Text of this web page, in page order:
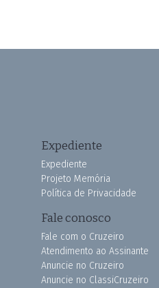
Expediente
Expediente
Projeto Memória
Política de Privacidade
Fale conosco
Fale com o Cruzeiro
Atendimento ao Assinante
Anuncie no Cruzeiro
Anuncie no ClassiCruzeiro